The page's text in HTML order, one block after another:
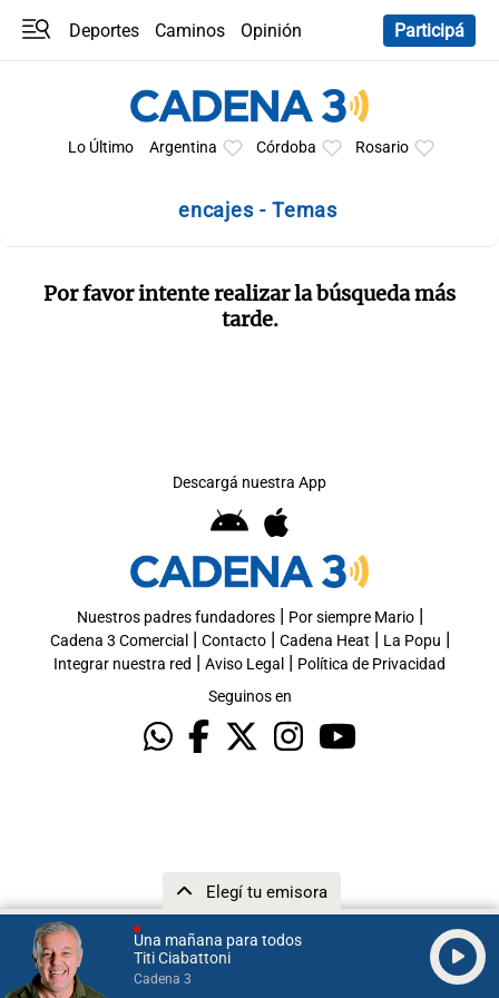
Una mañana para todos
Titi Ciabattoni
Cadena 3
Elegí tu emisora
Deportes Caminos
Opinión
Participá
Lo Último Argentina Córdoba Rosario
encajes - Temas
Por favor intente realizar la búsqueda más
tarde.
Descargá nuestra App
Nuestros padres fundadores| Por siempre Mario|
Cadena 3 Comercial | Contacto| Cadena Heat | La Popu |
Integrar nuestra red | Aviso Legal | Política de Privacidad
Seguinos en